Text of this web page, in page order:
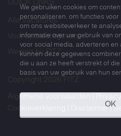
We gebruiken cookies om
personaliseren, om functies
om ons websiteverkeer te
informatie over uw gebruik van
voor social media, adverteren
kunnen deze gegevens
die u aan ze heeft verstrekt of
basis van uw gebruik van hun
OK
Alle vacatures
Voor opdrachtgevers
Werken bij FITZ
Copyright 2026 FITZ
Algemene voorwaarden
Cookieverklaring
Disclaimer